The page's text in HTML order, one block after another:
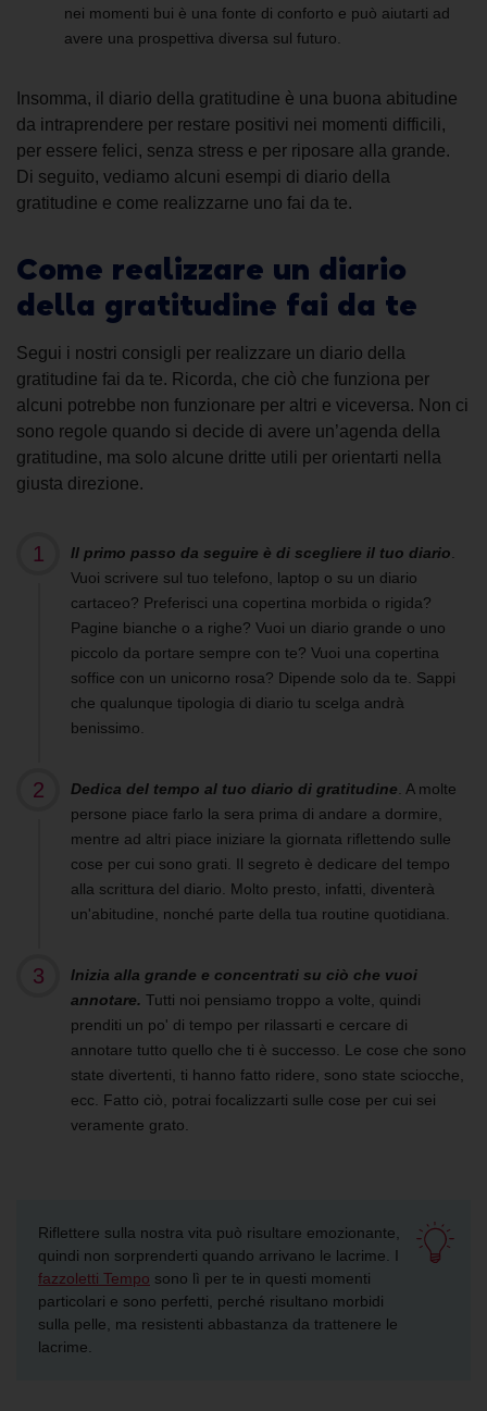
nei momenti bui è una fonte di conforto e può aiutarti ad
avere una prospettiva diversa sul futuro.
Insomma, il diario della gratitudine è una buona abitudine
da intraprendere per restare positivi nei momenti difficili,
per essere felici, senza stress e per riposare alla grande.
Di seguito, vediamo alcuni esempi di diario della
gratitudine e come realizzarne uno fai da te.
Come realizzare un diario
della gratitudine fai da te
Segui i nostri consigli per realizzare un diario della
gratitudine fai da te. Ricorda, che ciò che funziona per
alcuni potrebbe non funzionare per altri e viceversa. Non ci
sono regole quando si decide di avere un’agenda della
gratitudine, ma solo alcune dritte utili per orientarti nella
giusta direzione.
Il primo passo da seguire è di scegliere il tuo diario.
Vuoi scrivere sul tuo telefono, laptop o su un diario
cartaceo? Preferisci una copertina morbida o rigida?
Pagine bianche o a righe? Vuoi un diario grande o uno
piccolo da portare sempre con te? Vuoi una copertina
soffice con un unicorno rosa? Dipende solo da te. Sappi
che qualunque tipologia di diario tu scelga andrà
benissimo.
Dedica del tempo al tuo diario di gratitudine. A molte
persone piace farlo la sera prima di andare a dormire,
mentre ad altri piace iniziare la giornata riflettendo sulle
cose per cui sono grati. Il segreto è dedicare del tempo
alla scrittura del diario. Molto presto, infatti, diventerà
un'abitudine, nonché parte della tua routine quotidiana.
Inizia alla grande e concentrati su ciò che vuoi
annotare. Tutti noi pensiamo troppo a volte, quindi
prenditi un po' di tempo per rilassarti e cercare di
annotare tutto quello che ti è successo. Le cose che sono
state divertenti, ti hanno fatto ridere, sono state sciocche,
ecc. Fatto ciò, potrai focalizzarti sulle cose per cui sei
veramente grato.
Riflettere sulla nostra vita può risultare emozionante,
quindi non sorprenderti quando arrivano le lacrime. I
fazzoletti Tempo sono lì per te in questi momenti
particolari e sono perfetti, perché risultano morbidi
sulla pelle, ma resistenti abbastanza da trattenere le
lacrime.